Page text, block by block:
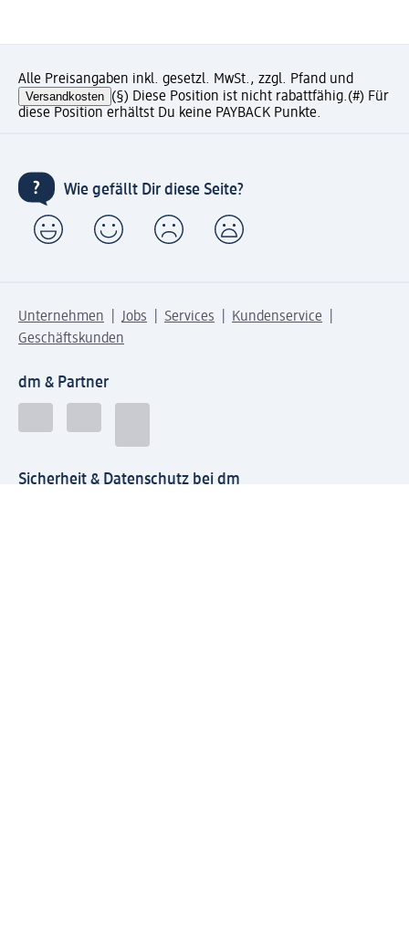
Alle Preisangaben inkl. gesetzl. MwSt., zzgl. Pfand und
Versandkosten (§) Diese Position ist nicht rabattfähig.(#) Für
diese Position erhältst Du keine PAYBACK Punkte.
Wie gefällt Dir diese Seite?
Unternehmen Jobs Services
Kundenservice
Geschäftskunden
dm & Partner
Sicherheit & Datenschutz bei dm